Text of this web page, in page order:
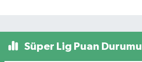
Süper Lig Puan Durumu